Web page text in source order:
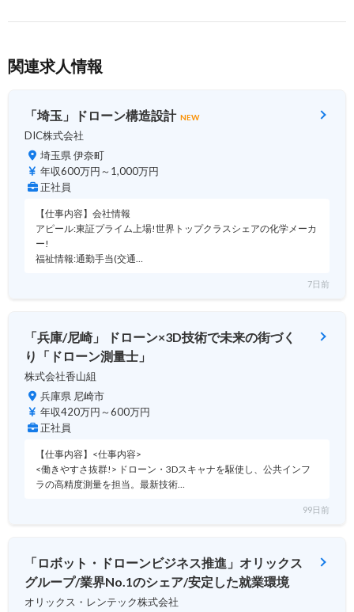
関連求人情報
「埼玉」ドローン構造設計 NEW
DIC株式会社
埼玉県 伊奈町
年収600万円～1,000万円
正社員
【仕事内容】会社情報
アピール:東証プライム上場!世界トップクラスシェアの化学メーカ
ー!
福祉情報:通勤手当(交通…
7日前
「兵庫/尼崎」 ドローン×3D技術で未来の街づく
り「ドローン測量士」
株式会社香山組
兵庫県 尼崎市
年収420万円～600万円
正社員
【仕事内容】<仕事内容>
<働きやすさ抜群!> ドローン・3Dスキャナを駆使し、公共インフ
ラの高精度測量を担当。最新技術…
99日前
「ロボット・ドローンビジネス推進」オリックス
グループ/業界No.1のシェア/安定した就業環境
オリックス・レンテック株式会社